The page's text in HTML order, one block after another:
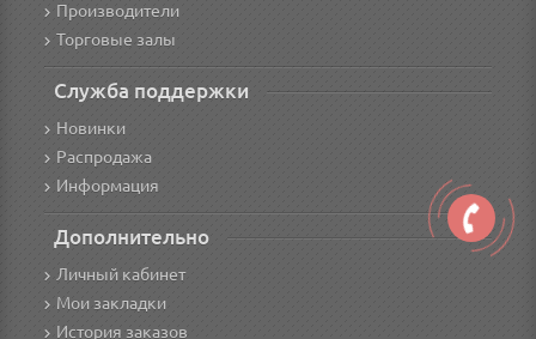
Производители
Торговые залы
Служба поддержки
Новинки
Распродажа
Информация
Дополнительно
Личный кабинет
Мои закладки
История заказов